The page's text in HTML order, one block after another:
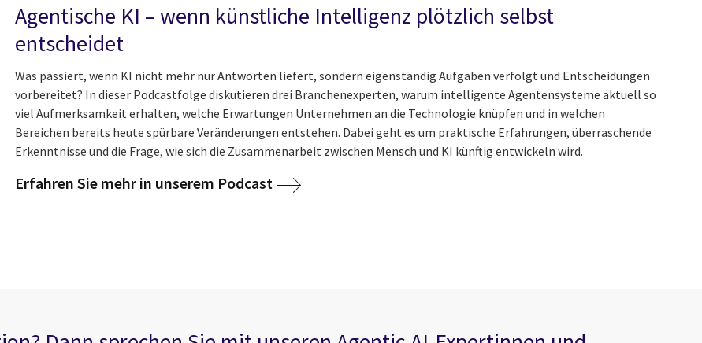
Agentische KI – wenn künstliche Intelligenz plötzlich selbst
entscheidet
Was passiert, wenn KI nicht mehr nur Antworten liefert, sondern eigenständig Aufgaben verfolgt und Entscheidungen
vorbereitet? In dieser Podcastfolge diskutieren drei Branchenexperten, warum intelligente Agentensysteme aktuell so
viel Aufmerksamkeit erhalten, welche Erwartungen Unternehmen an die Technologie knüpfen und in welchen
Bereichen bereits heute spürbare Veränderungen entstehen. Dabei geht es um praktische Erfahrungen, überraschende
Erkenntnisse und die Frage, wie sich die Zusammenarbeit zwischen Mensch und KI künftig entwickeln wird.
Erfahren Sie mehr in unserem Podcast